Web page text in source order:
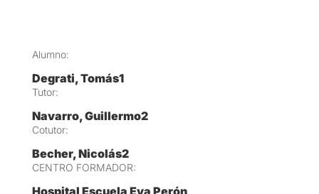
Alumno:
Degrati, Tomás1
Tutor:
Navarro, Guillermo2
Cotutor:
Becher, Nicolás2
CENTRO FORMADOR:
Hospital Escuela Eva Perón